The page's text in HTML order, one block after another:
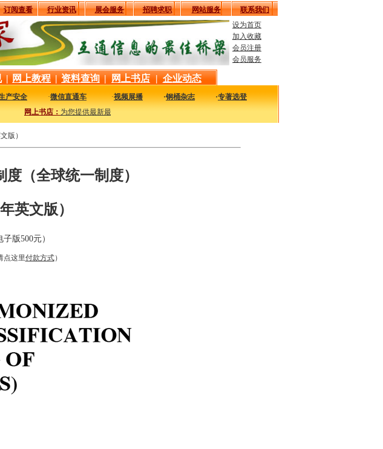
订阅查看 行业资讯 展会服务 招聘求职 网站服务
联系我们
设为首页
加入收藏
会员注册
会员服务
| 网上教程 | 资料查询 | 网上书店 | 企业动态
产安全 ·微信直通车 ·视频展播 ·钢桶杂志 ·专著选登
网上书店：为您提供最新最实用的图书，包括本站编著的图书及国内各组织内部发行的重要图书，以及行业绝版经典
版）
（全球统一制度）
英文版）
版500元）
点这里付款方式）